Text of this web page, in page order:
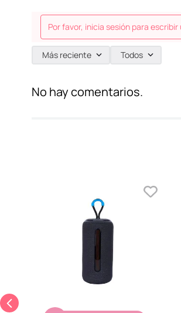
Por favor, inicia sesión para
Más reciente Todos
No hay comentarios.